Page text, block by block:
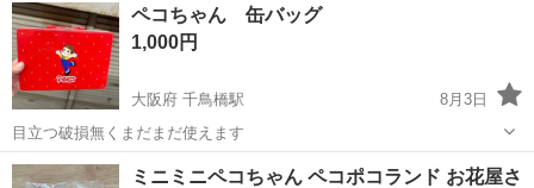
ペコちゃん 缶バッグ
1,000円
大阪府 千鳥橋駅
8月3日
目立つ破損無くまだまだ使えます
大阪 大阪市 ペコちゃん
ミニミニペコちゃん ペコポコランド お花屋さ